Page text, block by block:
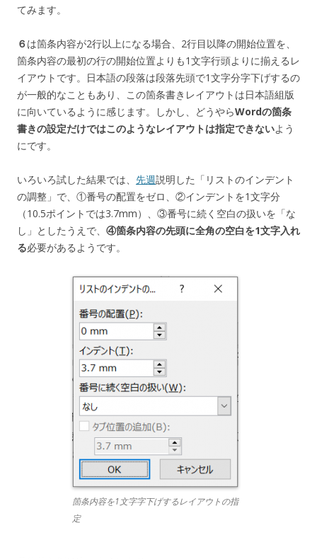
てみます。
６ は箇条内容が2行以上になる場合、2行目以降の開始位置を、
箇条内容の最初の行の開始位置よりも1文字行頭よりに揃えるレ
イアウトです。日本語の段落は段落先頭で1文字分字下げするの
が一般的なこともあり、この箇条書きレイアウトは日本語組版
に向いているように感じます。しかし、どうやらWordの箇条
書きの設定だけではこのようなレイアウトは指定できないよう
にです。
いろいろ試した結果では、 先週説明した「リストのインデント
の調整」で、①番号の配置をゼロ、②インデントを1文字分
（10.5ポイントでは3.7mm）、③番号に続く空白の扱いを「な
し」としたうえで、 ④箇条内容の先頭に全角の空白を1文字入れ
る必要があるようです。
箇条内容を1文字字下げするレイアウトの指
定